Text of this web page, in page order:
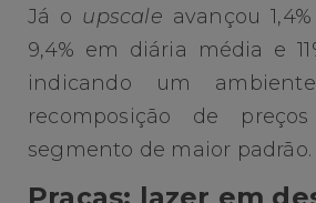
Já o upscale avançou
9,4% em diária média e
indicando um
recomposição de
segmento de maior padrão.